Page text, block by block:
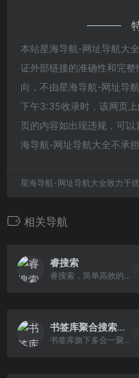
本站星海导航-网址导航大
证外部链接的准确性和完
向，不由星海导航-网址导
下午3:35收录时，该网页
页的内容如出现违规，可
海导航-网址导航大全不承担
星海导航-网址导航大全致力于
相关导航
睿搜索
睿搜索，简单高效的一站式搜索平台
书签库聚合搜索引擎
书签库旗下多合一聚合搜索引擎，支持搜索图片素材、影视素材、电影片段、学术论文、书籍小说、网盘资源、免费商用字体、游戏资源、无损音乐、法律条款、政策政令等。